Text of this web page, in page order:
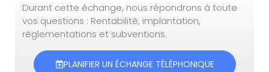
Durant cette échange, nous répondrons à toute
vos questions : Rentabilité, implantation,
réglementations et subventions.
PLANIFIER UN ÉCHANGE TÉLÉPHONIQUE